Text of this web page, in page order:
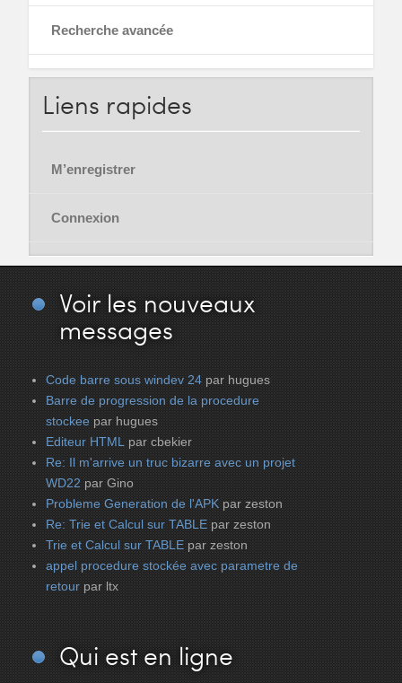
Recherche avancée
Liens rapides
M’enregistrer
Connexion
Voir les nouveaux
messages
Code barre sous windev 24 par hugues
Barre de progression de la procedure
stockee par hugues
Editeur HTML par cbekier
Re: Il m'arrive un truc bizarre avec un projet
WD22 par Gino
Probleme Generation de l'APK par zeston
Re: Trie et Calcul sur TABLE par zeston
Trie et Calcul sur TABLE par zeston
appel procedure stockée avec parametre de
retour par ltx
Qui est en ligne